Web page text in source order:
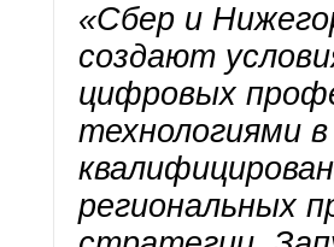
«Сбер и
создают
цифровых
технологиями
региональных